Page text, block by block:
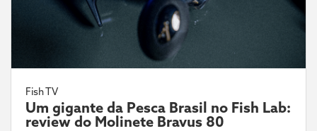
Fish TV
Um gigante da Pesca Brasil no Fish Lab:
review do Molinete Bravus 80